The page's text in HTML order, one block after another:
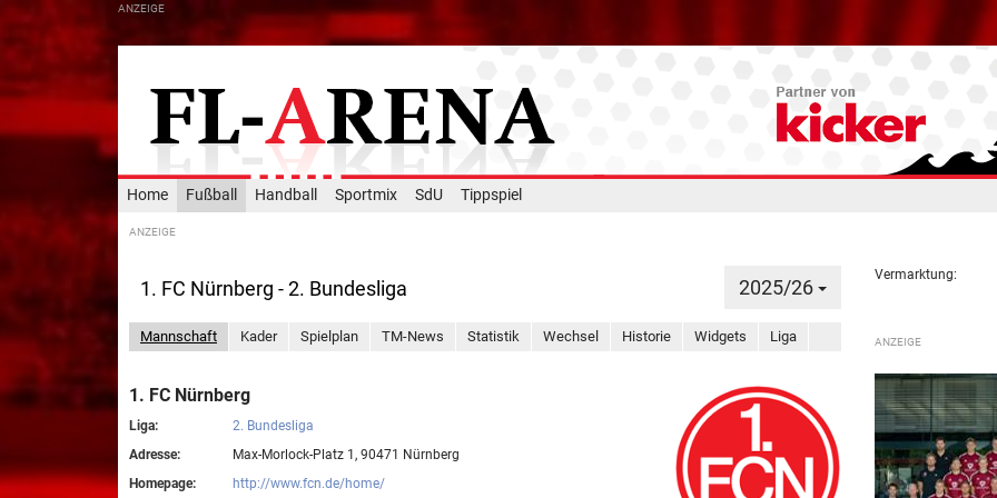
Home Fußball Handball Sportmix SdU Tippspiel
2025/26
1. FC Nürnberg - 2. Bundesliga
Mannschaft Kader Spielplan TM-News Statistik Wechsel Historie Widgets Liga
1. FC Nürnberg
Liga:
2. Bundesliga
Adresse:
Max-Morlock-Platz 1, 90471 Nürnberg
Homepage:
http://www.fcn.de/home/
Vermarktung: